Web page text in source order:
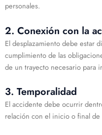
personales.
2. Conexión con la
El desplazamiento debe estar
cumplimiento de las
de un trayecto necesario para
3. Temporalidad
El accidente debe ocurrir
relación con el inicio o final de